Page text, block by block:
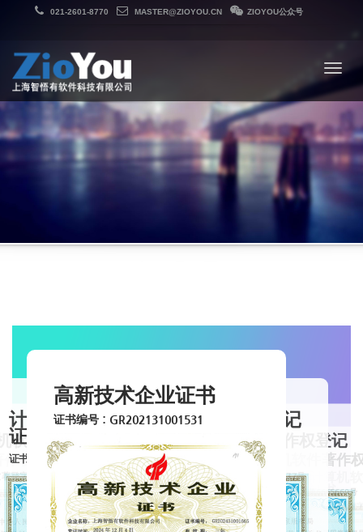
021-2601-8770 MASTER@ZIOYOU.CN ZIOYOU公众号
高新技术企业证书
证书编号：GR202131001531
计算机软件著作权登记
证书号:软著登字第6661689号
计算机软件著作权登记
证书
证书号:软著登字第6662177号
计算机软件著作
证书
证书号:软著登字第6665669号
证书
证书号:软著登
权登记
号
软件著作权登记
登字第6665710号
计算机软件著作权登记
证书
证书号:软著登字第6665709号